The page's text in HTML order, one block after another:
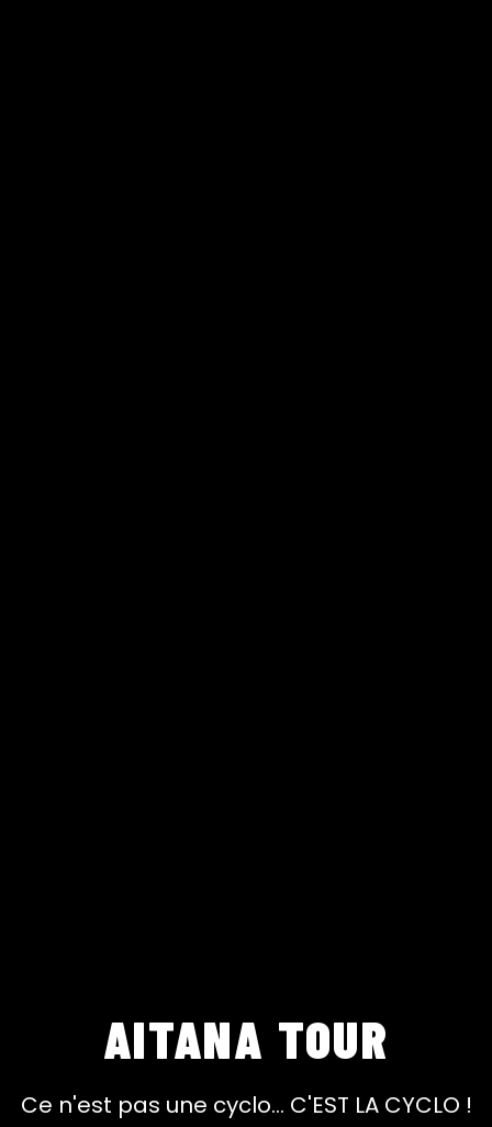
AITANA TOUR
Ce n'est pas une cyclo... C'EST LA CYCLO !